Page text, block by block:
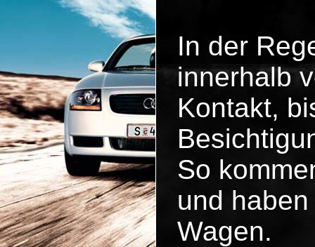
In der
innerhalb
Kontakt,
So
und
Wagen.